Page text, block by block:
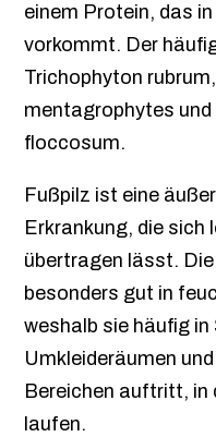
einem Protein, das
vorkommt. Der
Trichophyton
mentagrophytes
floccosum.
Fußpilz ist eine
Erkrankung, die sich
übertragen lässt.
besonders gut in
weshalb sie häufig
Umkleideräumen
Bereichen auftritt, in
laufen.